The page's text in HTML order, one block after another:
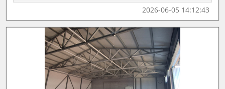
2026-06-05 14:12:43